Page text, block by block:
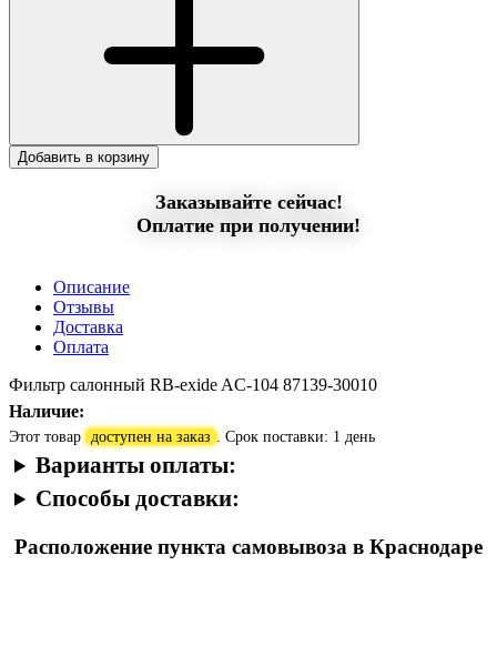
Добавить в корзину
Заказывайте сейчас!
Оплатие при получении!
Описание
Отзывы
Доставка
Оплата
Фильтр салонный RB-exide AC-104 87139-30010
Наличие:
Этот товар доступен на заказ . Срок поставки: 1 день
Варианты оплаты:
Способы доставки:
Расположение пункта самовывоза в Краснодаре